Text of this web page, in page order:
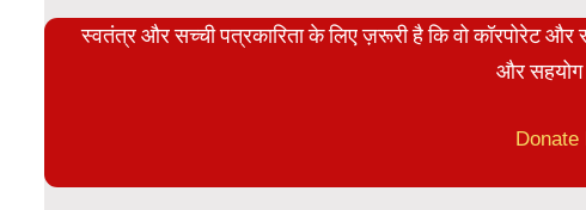
स्वतंत्र और सच्ची पत्रकारिता के लिए ज़रूरी है कि वो कॉरपोरेट
और
Donate